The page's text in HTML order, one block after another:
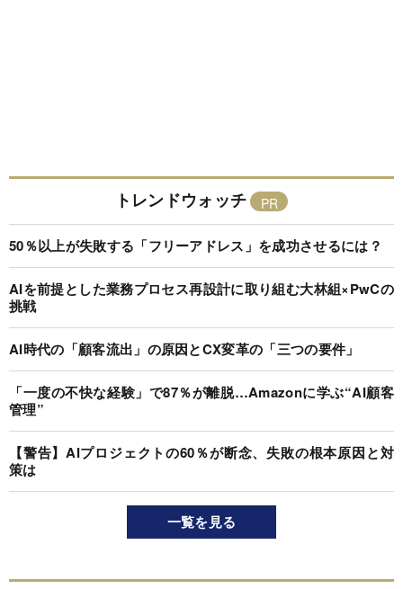
トレンドウォッチ
50％以上が失敗する「フリーアドレス」を成功させるには？
AIを前提とした業務プロセス再設計に取り組む大林組×PwCの
挑戦
AI時代の「顧客流出」の原因とCX変革の「三つの要件」
「一度の不快な経験」で87％が離脱…Amazonに学ぶ“AI顧客
管理”
【警告】AIプロジェクトの60％が断念、失敗の根本原因と対
策は
一覧を見る